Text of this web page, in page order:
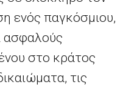
ενός παγκόσμιου,
ασφαλούς
στο κράτος
τις